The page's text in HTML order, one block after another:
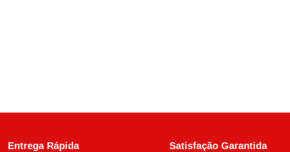
Entrega Rápida Satisfação Garantida